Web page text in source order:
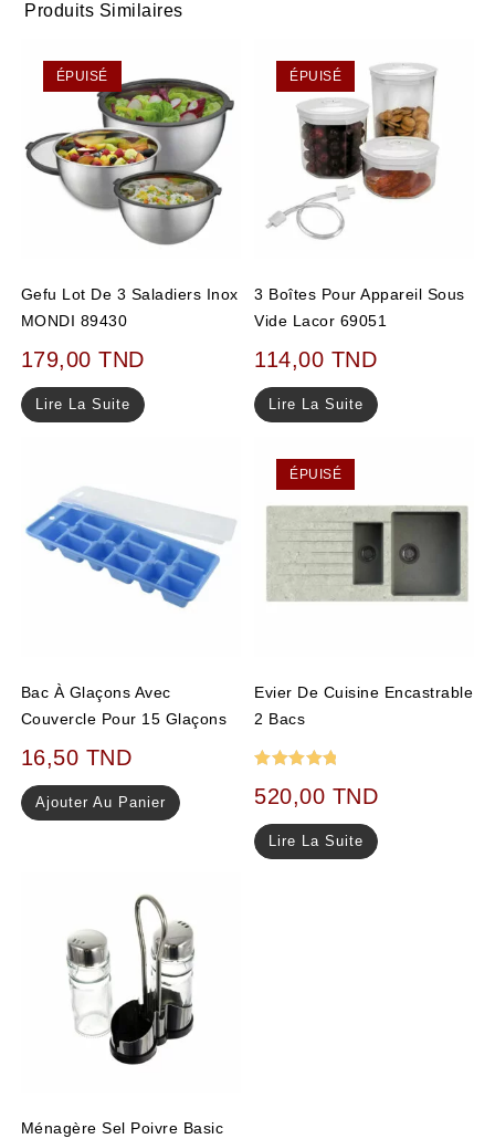
Produits Similaires
ÉPUISÉ
Gefu Lot De 3 Saladiers Inox
MONDI 89430
179,00TND
Lire La Suite
ÉPUISÉ
3 Boîtes Pour Appareil Sous
Vide Lacor 69051
114,00 TND
Lire La Suite
Bac À Glaçons Avec
Couvercle Pour 15 Glaçons
16,50 TND
Ajouter Au Panier
ÉPUISÉ
Evier De Cuisine Encastrable
2 Bacs
sur 5
520,00 TND
Lire La Suite
Ménagère Sel Poivre Basic